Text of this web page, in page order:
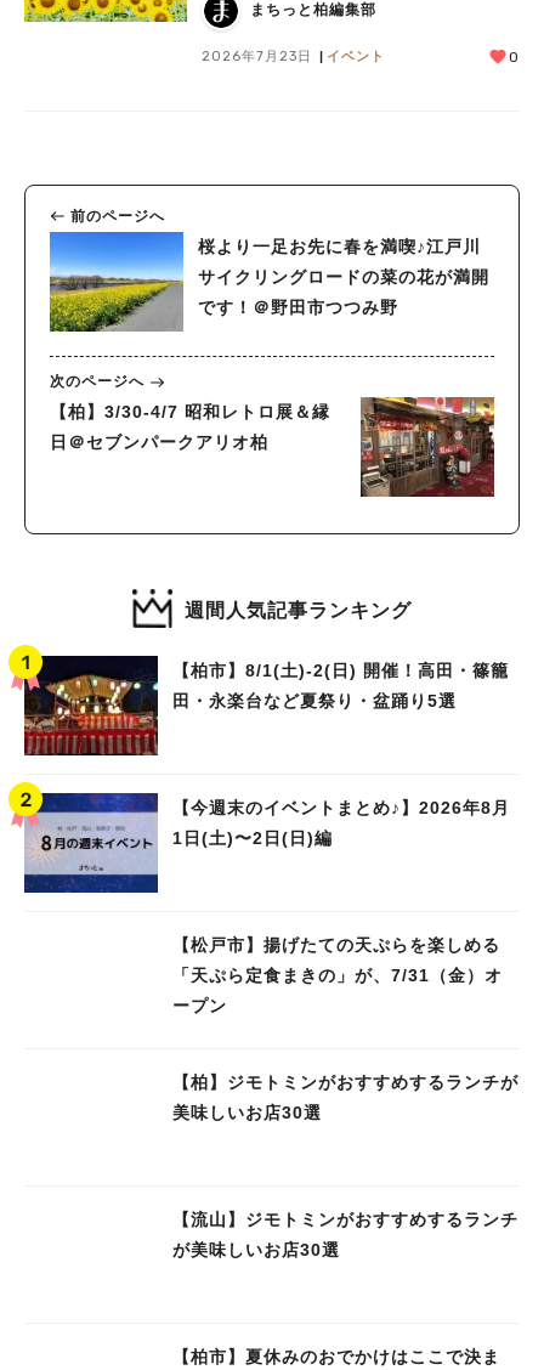
まちっと柏編集部
2026年7月23日 イベント 0
前のページへ
桜より一足お先に春を満喫♪江戸川
サイクリングロードの菜の花が満開
です！＠野田市つつみ野
次のページへ
【柏】3/30-4/7 昭和レトロ展＆縁
日＠セブンパークアリオ柏
週間人気記事ランキング
【柏市】8/1(土)‐2(日) 開催！高田・篠籠
田・永楽台など夏祭り・盆踊り5選
【今週末のイベントまとめ♪】2026年8月
1日(土)〜2日(日)編
【松戸市】揚げたての天ぷらを楽しめる
「天ぷら定食まきの」が、7/31（金）オ
ープン
【柏】ジモトミンがおすすめするランチが
美味しいお店30選
【流山】ジモトミンがおすすめするランチ
が美味しいお店30選
【柏市】夏休みのおでかけはここで決ま